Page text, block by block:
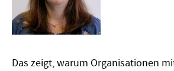
Das zeigt, warum Organisationen